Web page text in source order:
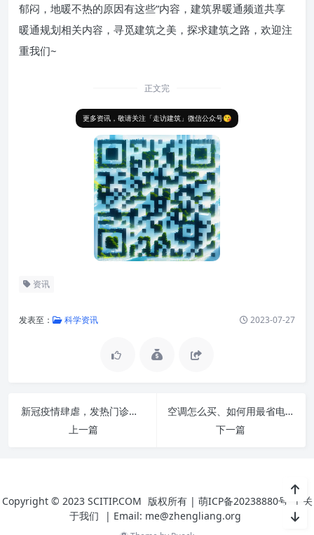
郁闷，地暖不热的原因有这些”内容，建筑界暖通频道共享
暖通规划相关内容，寻觅建筑之美，探求建筑之路，欢迎注
重我们~
正文完
更多资讯，敬请关注「走访建筑」微信公众号😘
资讯
发表至： 科学资讯 2023-07-27
新冠疫情肆虐，发热门诊暖通设计注意事项要知道
上一篇
空调怎么买、如何用最省电?我猜很多家庭都做错了
下一篇
Copyright © 2023 SCITIP.COM 版权所有 | 萌ICP备20238880号 | 关
于我们
| Email: me@zhengliang.org